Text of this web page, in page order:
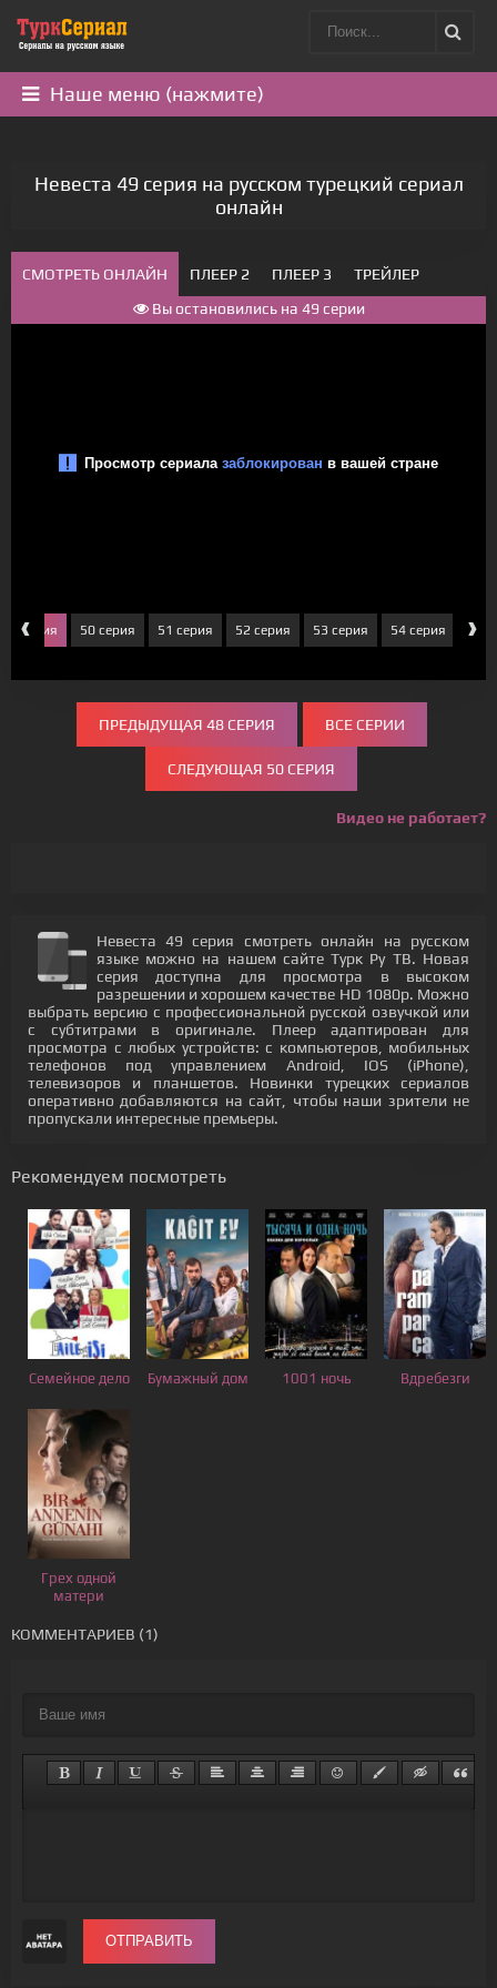
Наше меню (нажмите)
Невеста 49 серия на русском турецкий сериал
онлайн
СМОТРЕТЬ ОНЛАЙН ПЛЕЕР 2 ПЛЕЕР 3
ТРЕЙЛЕР
Вы остановились на 49 серии
‹
49 серия 50 серия 51 серия 52 серия 53 серия 54 серия 55
›
ПРЕДЫДУЩАЯ 48 СЕРИЯ ВСЕ СЕРИИ
СЛЕДУЮЩАЯ 50 СЕРИЯ
Видео не работает?
Невеста 49 серия смотреть онлайн на русском
языке можно на нашем сайте Турк Ру ТВ. Новая
серия доступна для просмотра в высоком
разрешении и хорошем качестве HD 1080p. Можно
выбрать версию с профессиональной русской озвучкой или
с субтитрами в оригинале. Плеер адаптирован для
просмотра с любых устройств: с компьютеров, мобильных
телефонов под управлением Android, IOS (iPhone),
телевизоров и планшетов. Новинки турецких сериалов
оперативно добавляются на сайт, чтобы наши зрители не
пропускали интересные премьеры.
Рекомендуем посмотреть
Семейное дело Бумажный дом 1001 ночь Вдребезги
Грех одной
матери
КОММЕНТАРИЕВ (1)
ОТПРАВИТЬ